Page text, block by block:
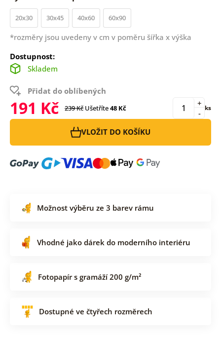
20x30 30x45 40x60 60x90
*rozměry jsou uvedeny v cm v poměru šířka x výška
Dostupnost:
Skladem
Přidat do oblíbených
191 Kč 239 Kč Ušetříte48 Kč -
+ ks
VLOŽIT DO KOŠÍKU
Možnost výběru ze 3 barev rámu
Vhodné jako dárek do moderního interiéru
Fotopapír s gramáží 200 g/m²
Dostupné ve čtyřech rozměrech